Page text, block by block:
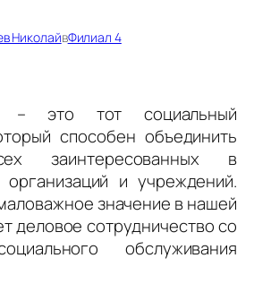
НиколайвФилиал 4
– это тот социальный
способен объединить
заинтересованных в
организаций и учреждений.
значение в нашей
деловое сотрудничество со
обслуживания